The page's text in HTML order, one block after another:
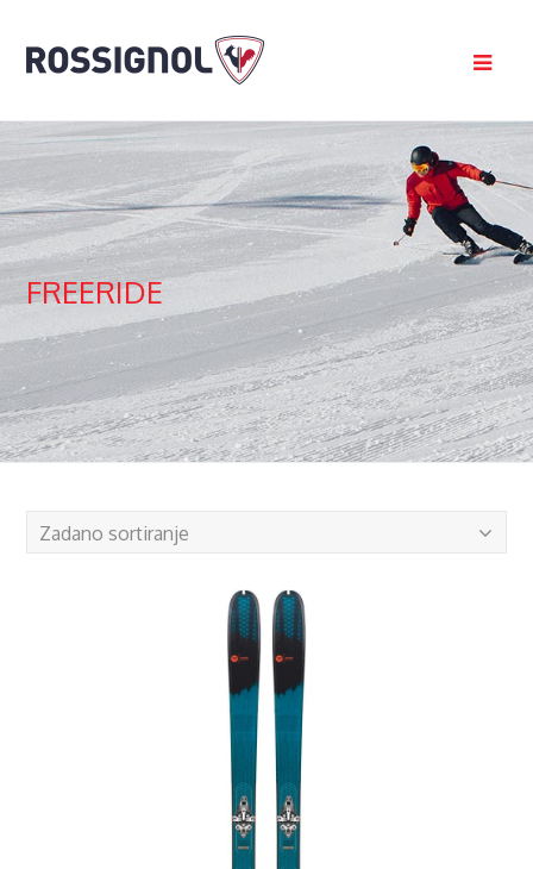
FREERIDE
Zadano sortiranje